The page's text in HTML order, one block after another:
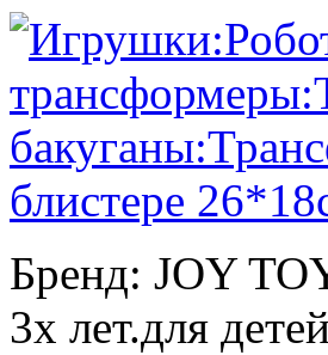
Бренд: JOY
3х лет.для